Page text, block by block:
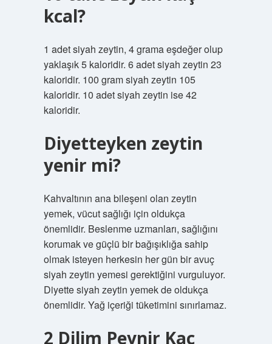
kcal?
1 adet siyah zeytin, 4 grama eşdeğer olup
yaklaşık 5 kaloridir. 6 adet siyah zeytin 23
kaloridir. 100 gram siyah zeytin 105
kaloridir. 10 adet siyah zeytin ise 42
kaloridir.
Diyetteyken zeytin
yenir mi?
Kahvaltının ana bileşeni olan zeytin
yemek, vücut sağlığı için oldukça
önemlidir. Beslenme uzmanları, sağlığını
korumak ve güçlü bir bağışıklığa sahip
olmak isteyen herkesin her gün bir avuç
siyah zeytin yemesi gerektiğini vurguluyor.
Diyette siyah zeytin yemek de oldukça
önemlidir. Yağ içeriği tüketimini sınırlamaz.
2 Dilim Peynir Kaç